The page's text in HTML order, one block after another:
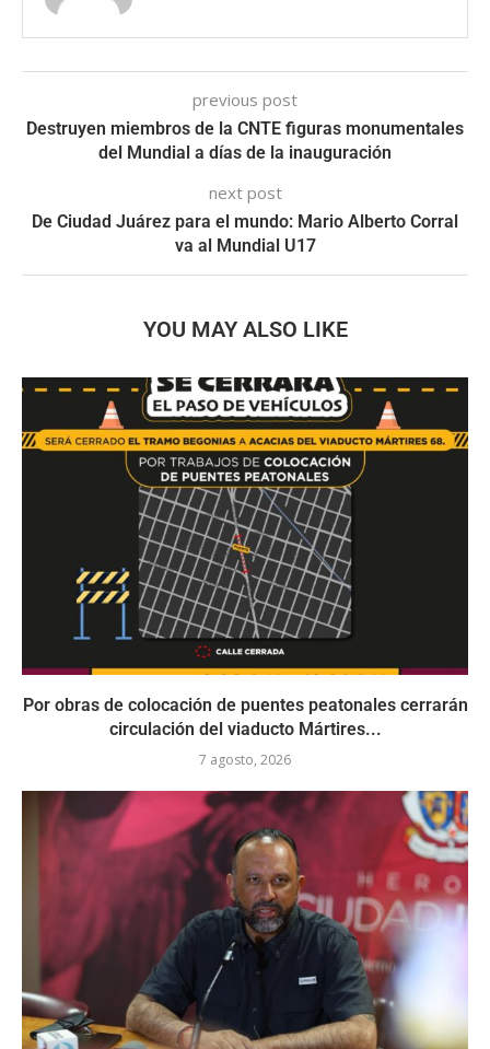
previous post
Destruyen miembros de la CNTE figuras monumentales
del Mundial a días de la inauguración
next post
De Ciudad Juárez para el mundo: Mario Alberto Corral
va al Mundial U17
YOU MAY ALSO LIKE
Por obras de colocación de puentes peatonales cerrarán
circulación del viaducto Mártires...
7 agosto, 2026